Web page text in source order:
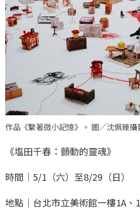
作品《繫著微小記憶》。 圖／沈佩臻攝
《塩田千春：顫動的靈魂》
時間｜5/1（六）至8/29（日）
地點｜台北市立美術館一樓1A、